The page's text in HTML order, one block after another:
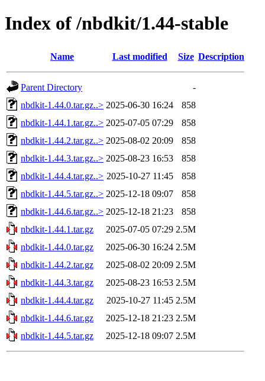
Index of /nbdkit/1.44-stable
Name Last modified Size Description
Parent Directory
-
nbdkit-1.44.0.tar.gz..> 2025-06-30 16:24
858
nbdkit-1.44.1.tar.gz..> 2025-07-05 07:29
858
nbdkit-1.44.2.tar.gz..> 2025-08-02 20:09
858
nbdkit-1.44.3.tar.gz..> 2025-08-23 16:53
858
nbdkit-1.44.4.tar.gz..> 2025-10-27 11:45
858
nbdkit-1.44.5.tar.gz..> 2025-12-18 09:07
858
nbdkit-1.44.6.tar.gz..> 2025-12-18 21:23
858
nbdkit-1.44.1.tar.gz
2025-07-05 07:29 2.5M
nbdkit-1.44.0.tar.gz
2025-06-30 16:24 2.5M
nbdkit-1.44.2.tar.gz
2025-08-02 20:09 2.5M
nbdkit-1.44.3.tar.gz
2025-08-23 16:53 2.5M
nbdkit-1.44.4.tar.gz
2025-10-27 11:45 2.5M
nbdkit-1.44.6.tar.gz
2025-12-18 21:23 2.5M
nbdkit-1.44.5.tar.gz
2025-12-18 09:07 2.5M